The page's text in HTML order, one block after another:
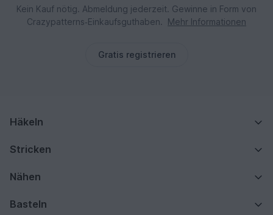
Kein Kauf nötig. Abmeldung jederzeit. Gewinne in Form von
Crazypatterns‑Einkaufsguthaben.
Mehr Informationen
Gratis registrieren
Häkeln
Stricken
Nähen
Basteln